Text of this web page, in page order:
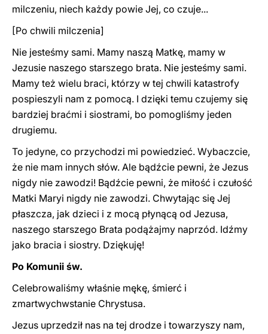
milczeniu, niech każdy powie Jej, co czuje...
[Po chwili milczenia]
Nie jesteśmy sami. Mamy naszą Matkę, mamy w
Jezusie naszego starszego brata. Nie jesteśmy sami.
Mamy też wielu braci, którzy w tej chwili katastrofy
pospieszyli nam z pomocą. I dzięki temu czujemy się
bardziej braćmi i siostrami, bo pomogliśmy jeden
drugiemu.
To jedyne, co przychodzi mi powiedzieć. Wybaczcie,
że nie mam innych słów. Ale bądźcie pewni, że Jezus
nigdy nie zawodzi! Bądźcie pewni, że miłość i czułość
Matki Maryi nigdy nie zawodzi. Chwytając się Jej
płaszcza, jak dzieci i z mocą płynącą od Jezusa,
naszego starszego Brata podążajmy naprzód. Idźmy
jako bracia i siostry. Dziękuję!
Po Komunii św.
Celebrowaliśmy właśnie mękę, śmierć i
zmartwychwstanie Chrystusa.
Jezus uprzedził nas na tej drodze i towarzyszy nam,